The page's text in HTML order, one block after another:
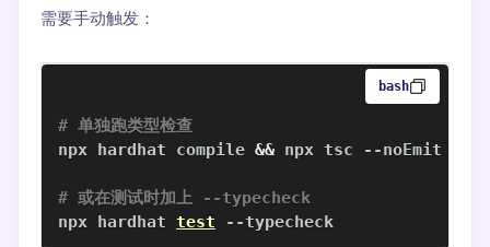
需要手动触发：
bash
# 单独跑类型检查
npx hardhat compile &&
# 或在测试时加上 --typecheck
npx hardhat test --typecheck